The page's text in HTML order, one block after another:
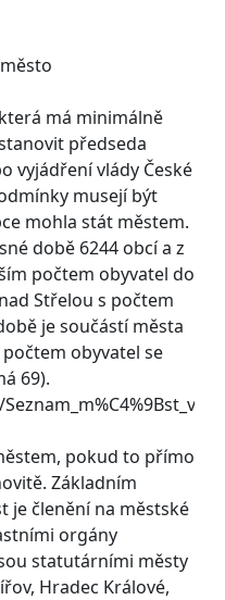
má minimálně
předseda
vyjádření vlády České
musejí být
mohla stát městem.
době 6244 obcí a z
počtem obyvatel do
Střelou s počtem
je součástí města
obyvatel se
69).
pokud to přímo
Základním
je členění na městské
orgány
statutárními městy
Hradec Králové,